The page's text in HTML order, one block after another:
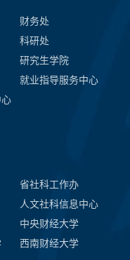
财务处
科研处
研究生学院
就业指导服务中心
省社科工作办
人文社科信息中心
中央财经大学
西南财经大学